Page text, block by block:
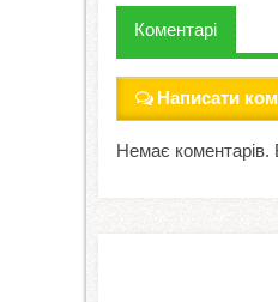
Коментарі
Написати
Немає